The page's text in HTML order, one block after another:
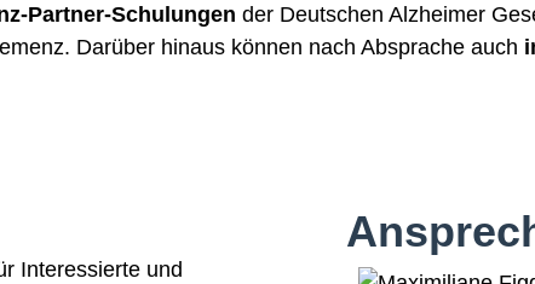
Partner-Schulungen der Deutschen Alzheimer
Darüber hinaus können nach Absprache auch
Interessierte und